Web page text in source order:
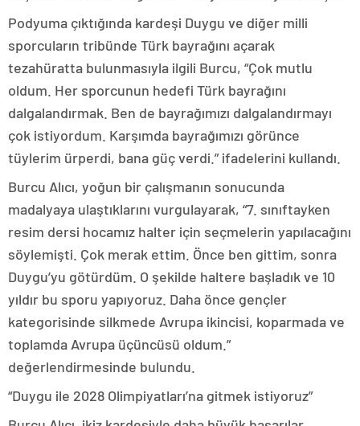
Podyuma çıktığında kardeşi Duygu ve diğer milli
sporcuların tribünde Türk bayrağını açarak
tezahüratta bulunmasıyla ilgili Burcu, “Çok mutlu
oldum. Her sporcunun hedefi Türk bayrağını
dalgalandırmak. Ben de bayrağımızı dalgalandırmayı
çok istiyordum. Karşımda bayrağımızı görünce
tüylerim ürperdi, bana güç verdi.” ifadelerini kullandı.
Burcu Alıcı, yoğun bir çalışmanın sonucunda
madalyaya ulaştıklarını vurgulayarak, “7. sınıftayken
resim dersi hocamız halter için seçmelerin yapılacağını
söylemişti. Çok merak ettim. Önce ben gittim, sonra
Duygu’yu götürdüm. O şekilde haltere başladık ve 10
yıldır bu sporu yapıyoruz. Daha önce gençler
kategorisinde silkmede Avrupa ikincisi, koparmada ve
toplamda Avrupa üçüncüsü oldum.”
değerlendirmesinde bulundu.
“Duygu ile 2028 Olimpiyatları’na gitmek istiyoruz”